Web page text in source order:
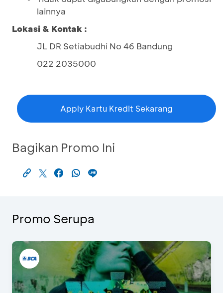
lainnya
Lokasi & Kontak :
JL DR Setiabudhi No 46 Bandung
022 2035000
Apply Kartu Kredit Sekarang
Bagikan Promo Ini
Promo Serupa